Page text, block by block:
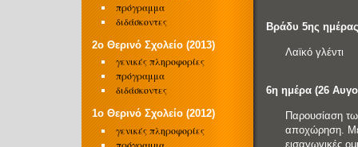
Βράδυ 5ης
Λαϊκό γλέντι
6η ημέρα (26
Παρουσίαση
αποχώρηση.
εισαγωγικές
πρόγραμμα
διδάσκοντες
2o Θερινό Σχολείο (2013)
γενικές πληροφορίες
πρόγραμμα
διδάσκοντες
1o Θερινό Σχολείο (2012)
γενικές πληροφορίες
πρόγραμμα